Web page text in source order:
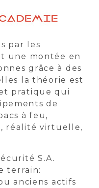
par les
une montée en
grâce à des
la théorie est
pratique qui
de
à feu,
réalité virtuelle,
S.A.
terrain:
anciens actifs